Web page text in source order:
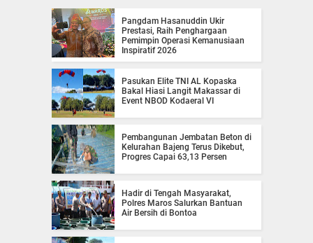
Pangdam Hasanuddin Ukir
Prestasi, Raih Penghargaan
Pemimpin Operasi Kemanusiaan
Inspiratif 2026
Pasukan Elite TNI AL Kopaska
Bakal Hiasi Langit Makassar di
Event NBOD Kodaeral VI
Pembangunan Jembatan Beton di
Kelurahan Bajeng Terus Dikebut,
Progres Capai 63,13 Persen
Hadir di Tengah Masyarakat,
Polres Maros Salurkan Bantuan
Air Bersih di Bontoa